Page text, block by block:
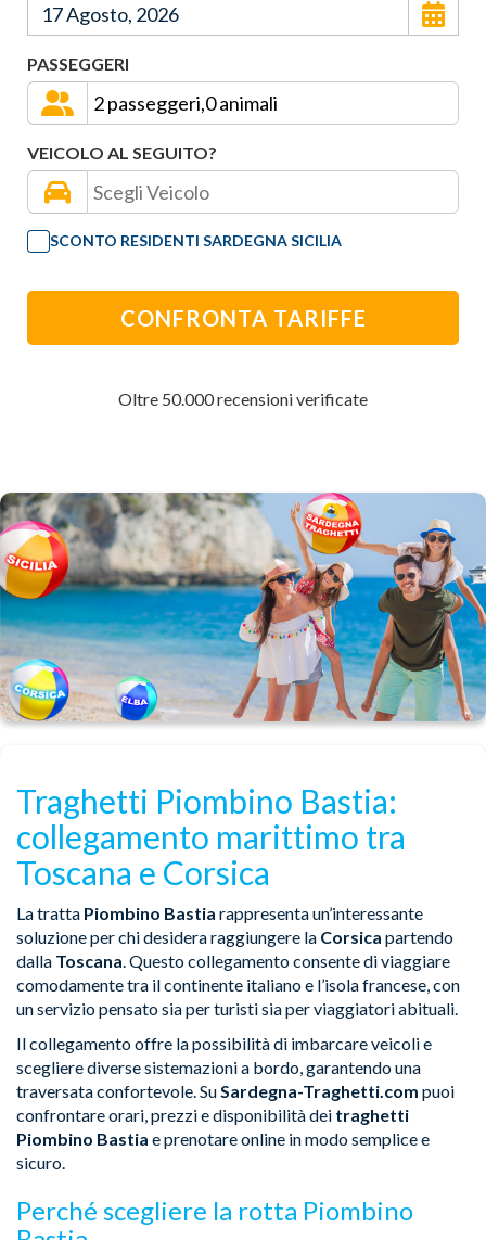
PASSEGGERI
VEICOLO AL SEGUITO?
SCONTO RESIDENTI SARDEGNA SICILIA
CONFRONTA TARIFFE
Oltre 50.000 recensioni verificate
Traghetti Piombino Bastia:
collegamento marittimo tra
Toscana e Corsica
La tratta Piombino Bastia rappresenta un’interessante
soluzione per chi desidera raggiungere la Corsica partendo
dalla Toscana. Questo collegamento consente di viaggiare
comodamente tra il continente italiano e l’isola francese, con
un servizio pensato sia per turisti sia per viaggiatori abituali.
Il collegamento offre la possibilità di imbarcare veicoli e
scegliere diverse sistemazioni a bordo, garantendo una
traversata confortevole. SuSardegna-Traghetti.com puoi
confrontare orari, prezzi e disponibilità dei traghetti
Piombino Bastia e prenotare online in modo semplice e
sicuro.
Perché scegliere la rotta Piombino